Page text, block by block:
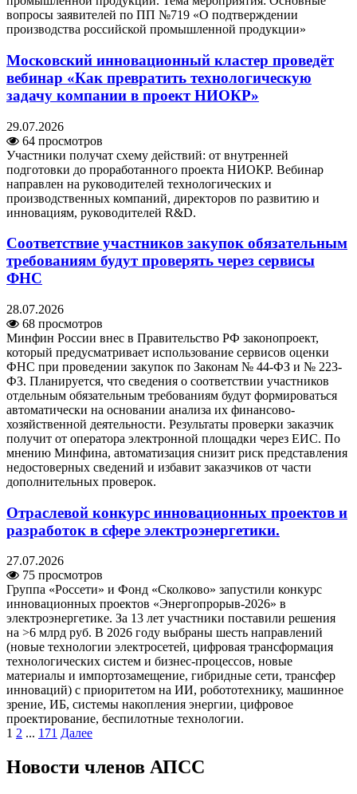
вопросы заявителей по ПП №719 «О подтверждении
производства российской промышленной продукции»
Московский инновационный кластер проведёт
вебинар «Как превратить технологическую
задачу компании в проект НИОКР»
29.07.2026
64 просмотров
Участники получат схему действий: от внутренней
подготовки до проработанного проекта НИОКР. Вебинар
направлен на руководителей технологических и
производственных компаний, директоров по развитию и
инновациям, руководителей R&D.
Соответствие участников закупок обязательным
требованиям будут проверять через сервисы
ФНС
28.07.2026
68 просмотров
Минфин России внес в Правительство РФ законопроект,
который предусматривает использование сервисов оценки
ФНС при проведении закупок по Законам № 44-ФЗ и № 223-
ФЗ. Планируется, что сведения о соответствии участников
отдельным обязательным требованиям будут формироваться
автоматически на основании анализа их финансово-
хозяйственной деятельности. Результаты проверки заказчик
получит от оператора электронной площадки через ЕИС. По
мнению Минфина, автоматизация снизит риск представления
недостоверных сведений и избавит заказчиков от части
дополнительных проверок.
Отраслевой конкурс инновационных проектов и
разработок в сфере электроэнергетики.
27.07.2026
75 просмотров
Группа «Россети» и Фонд «Сколково» запустили конкурс
инновационных проектов «Энергопрорыв-2026» в
электроэнергетике. За 13 лет участники поставили решения
на >6 млрд руб. В 2026 году выбраны шесть направлений
(новые технологии электросетей, цифровая трансформация
технологических систем и бизнес-процессов, новые
материалы и импортозамещение, гибридные сети, трансфер
инноваций) с приоритетом на ИИ, робототехнику, машинное
зрение, ИБ, системы накопления энергии, цифровое
проектирование, беспилотные технологии.
1 2 ... 171 Далее
Новости членов АПСС